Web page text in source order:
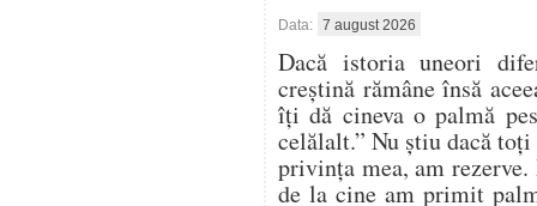
Data: 7 august 2026
Dacă istoria uneori
creștină rămâne însă
îți dă cineva o palmă
celălalt.” Nu știu dacă toți
privința mea, am
de la cine am primit